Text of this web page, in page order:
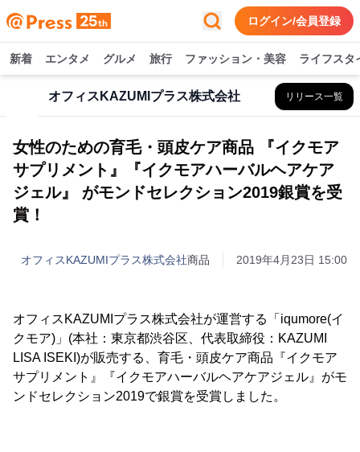
ログイン/会員登録
新着 エンタメ グルメ 旅行 ファッション・美容 ライフスタ
オフィスKAZUMIプラス株式会社 リリース一覧
女性のための育毛・頭皮ケア商品 『イクモア
サプリメント』『イクモアハーバルヘアケア
ジェル』 がモンドセレクション2019銀賞を受
賞！
オフィスKAZUMIプラス株式会社商品 2019年4月23日 15:00
オフィスKAZUMIプラス株式会社が運営する「iqumore(イ
クモア)」(本社：東京都渋谷区、代表取締役：KAZUMI
LISA ISEKI)が販売する、育毛・頭皮ケア商品『イクモア
サプリメント』『イクモアハーバルヘアケアジェル』がモ
ンドセレクション2019で銀賞を受賞しました。